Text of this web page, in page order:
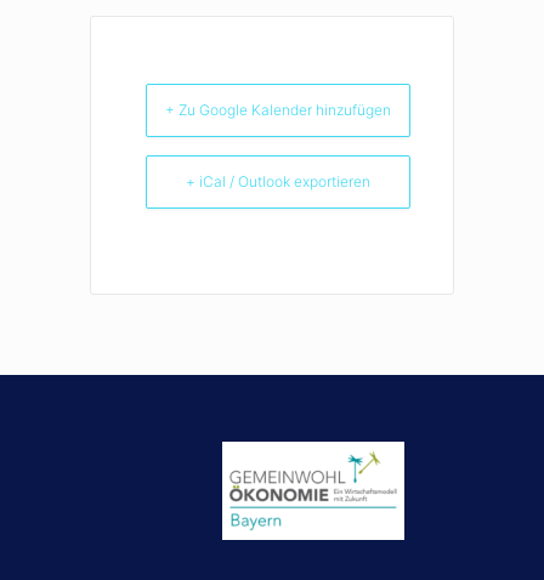
+ Zu Google Kalender hinzufügen
+ iCal / Outlook exportieren